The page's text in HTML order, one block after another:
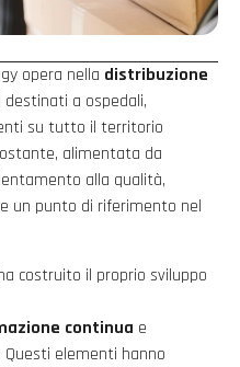
opera nella distribuzione
destinati a ospedali,
su tutto il territorio
alimentata da
alla qualità,
un punto di riferimento nel
costruito il proprio sviluppo
continua e
. Questi elementi hanno